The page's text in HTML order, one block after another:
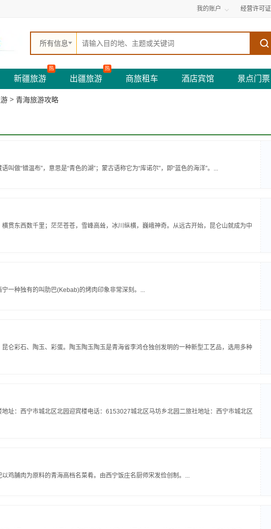
我的账户 经营许可证
所有信息
新疆旅游
热
出疆旅游
热
商旅租车 酒店宾馆 景点门票
> 青海旅游攻略
叫做“错温布”，意思是“青色的湖”；蒙古语称它为“库诺尔”，即“蓝色的海洋”。...
贯东西数千里；茫茫苍苍，雪峰高耸，冰川纵横，巍峨神奇。从远古开始，昆仑山就成为中
一种独有的叫肋巴(Kebab)的烤肉印象非常深刻。...
仑彩石、陶玉、彩蛋。陶玉陶玉陶玉是青海省李鸿仓独创发明的一种新型工艺品，选用多种
址：西宁市城北区北园迎宾楼电话：6153027城北区马坊乡北园二旅社地址：西宁市城北区
鸡脯肉为原料的青海高档名菜肴。由西宁饭庄名厨师宋发俭创制。...